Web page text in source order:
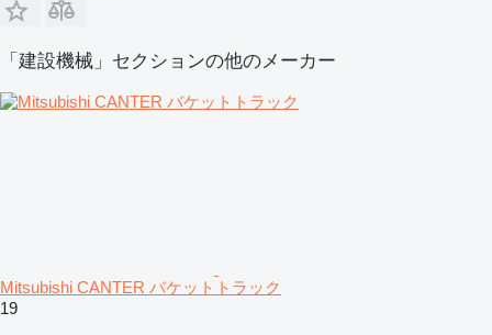
「建設機械」セクションの他のメーカー
Mitsubishi CANTER バケットトラック
19